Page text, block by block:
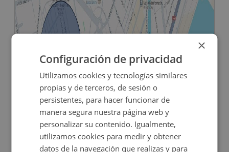
Edificio Singular en venta en UNION LA 18, 18
Impuestos no incluidos
1.200.000€
600m2
×
Configuración de privacidad
Utilizamos cookies y tecnologías similares
propias y de terceros, de sesión o
persistentes, para hacer funcionar de
manera segura nuestra página web y
personalizar su contenido. Igualmente,
utilizamos cookies para medir y obtener
datos de la navegación que realizas y para